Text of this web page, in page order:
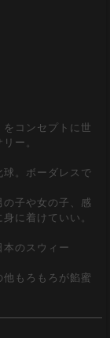
コンセプトに世
ー。
。ボーダレスで
子や女の子、感
に着けていい。
本のスウィー
他もろもろが餡蜜